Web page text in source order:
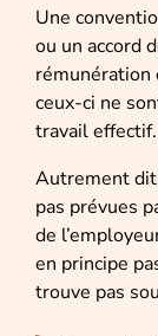
Une
ou un accord
rémunération
ceux-ci ne
travail effectif.
Autrement
pas prévues
de
en principe
trouve pas